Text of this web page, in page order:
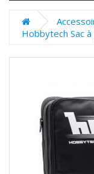
Hobbytech Sac